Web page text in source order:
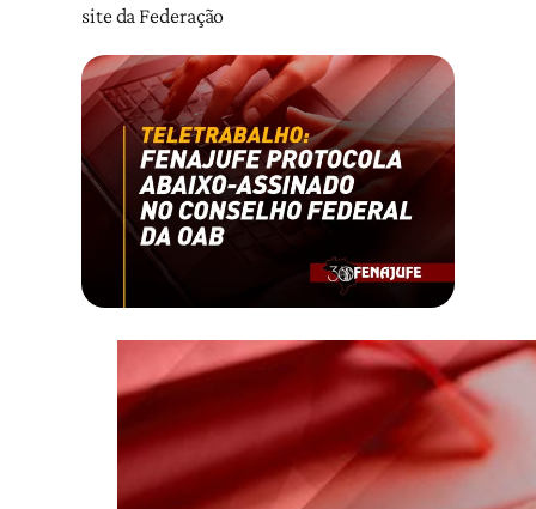
site da Federação